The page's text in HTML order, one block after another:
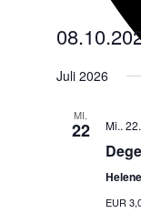
wählen.
Juli 2026
MI.
22 Mi..
EUR